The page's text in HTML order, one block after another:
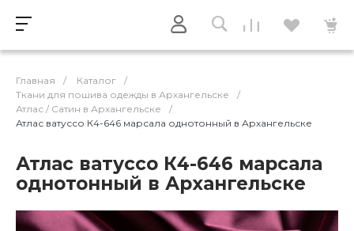
Главная / Каталог
/
Ткани для пошива одежды в Архангельске
/
Атлас / Cатин в Архангельске
/
Атлас ватуссо К4-646 марсала однотонный в Архангельске
Атлас ватуссо К4-646 марсала
однотонный в Архангельске